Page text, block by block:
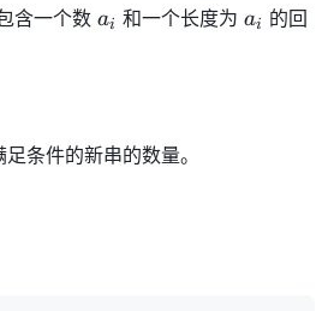
含一个数 a_i
ai 和一个长度为 a_i
ai
的回
条件的新串的数量。